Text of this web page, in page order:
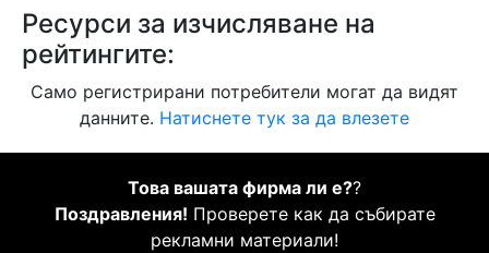
Ресурси за изчисляване на
рейтингите:
Само регистрирани потребители могат да видят
данните. Натиснете тук за да влезете
Това вашата фирма ли е??
Поздравления! Проверете как да събирате
рекламни материали!